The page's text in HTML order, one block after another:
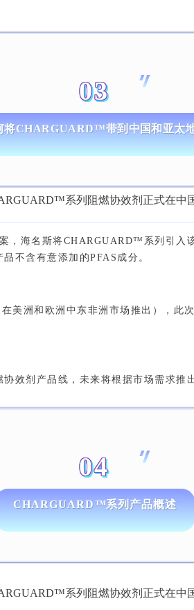
03
将CHARGUARD™带到中国和亚太
，海名斯将CHARGUARD™系列引
不含有意添加的PFAS成分。
洲和欧洲中东非洲市场推出），此
效剂产品线，未来将根据市场需求推
04
CHARGUARD™系列产品概述